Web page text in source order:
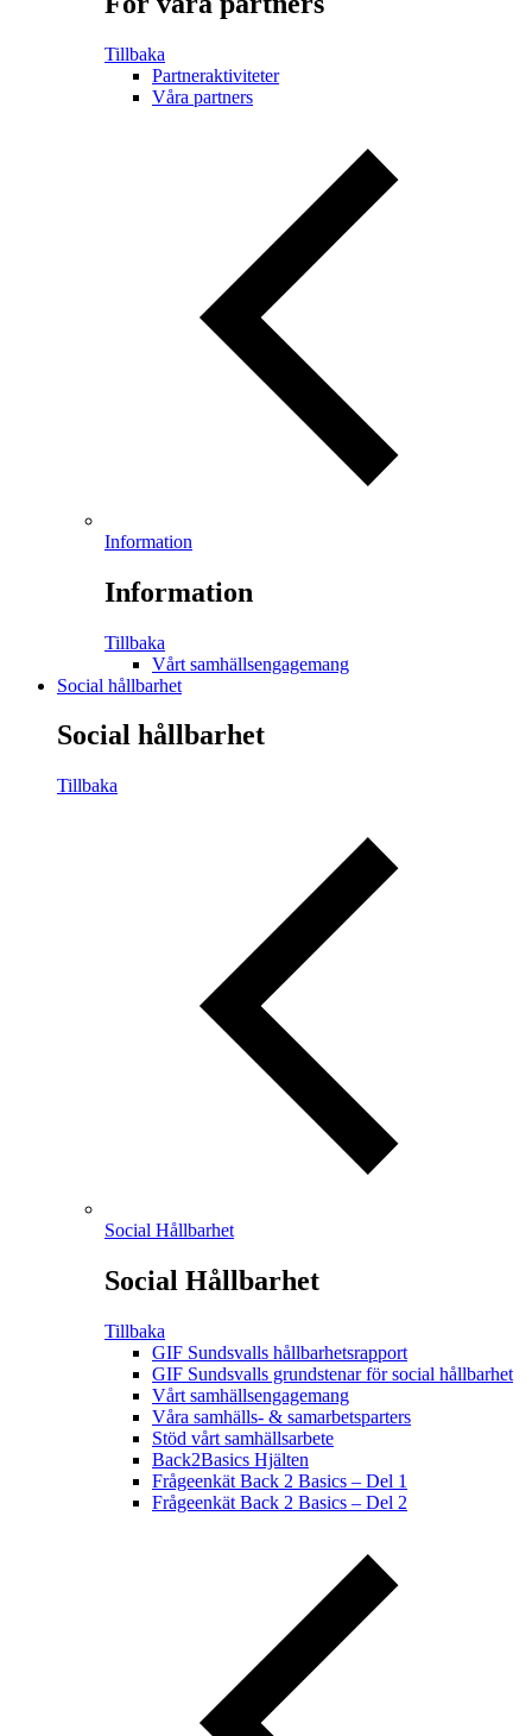
Tillbaka
Partneraktiviteter
Våra partners
Information
Information
Tillbaka
Vårt samhällsengagemang
Social hållbarhet
Social hållbarhet
Tillbaka
Social Hållbarhet
Social Hållbarhet
Tillbaka
GIF Sundsvalls hållbarhetsrapport
GIF Sundsvalls grundstenar för social hållbarhet
Vårt samhällsengagemang
Våra samhälls- & samarbetsparters
Stöd vårt samhällsarbete
Back2Basics Hjälten
Frågeenkät Back 2 Basics – Del 1
Frågeenkät Back 2 Basics – Del 2